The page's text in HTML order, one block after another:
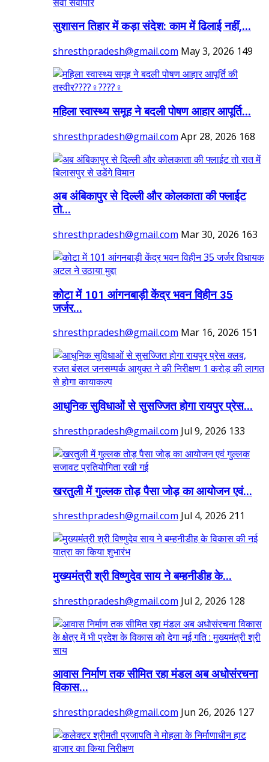
सुशासन तिहार में कड़ा संदेश: काम में ढिलाई नहीं,...
shresthpradesh@gmail.com May 3, 2026 149
महिला स्वास्थ्य समूह ने बदली पोषण आहार आपूर्ति...
shresthpradesh@gmail.com Apr 28, 2026 168
अब अंबिकापुर से दिल्ली और कोलकाता की फ्लाईट
तो...
shresthpradesh@gmail.com Mar 30, 2026 163
कोटा में 101 आंगनबाड़ी केंद्र भवन विहीन 35
जर्जर...
shresthpradesh@gmail.com Mar 16, 2026 151
आधुनिक सुविधाओं से सुसज्जित होगा रायपुर प्रेस...
shresthpradesh@gmail.com Jul 9, 2026 133
खरतुली में गुल्लक तोड़ पैसा जोड़ का आयोजन एवं...
shresthpradesh@gmail.com Jul 4, 2026 211
मुख्यमंत्री श्री विष्णुदेव साय ने बम्हनीडीह के...
shresthpradesh@gmail.com Jul 2, 2026 128
आवास निर्माण तक सीमित रहा मंडल अब अधोसंरचना
विकास...
shresthpradesh@gmail.com Jun 26, 2026 127